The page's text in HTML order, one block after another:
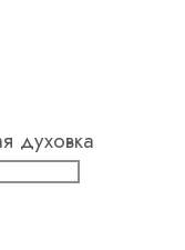
духовка